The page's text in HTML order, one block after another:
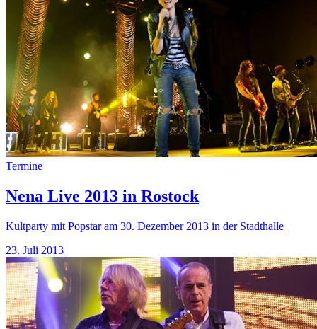
Termine
Nena Live 2013 in Rostock
Kultparty mit Popstar am 30. Dezember 2013 in der Stadthalle
23. Juli 2013